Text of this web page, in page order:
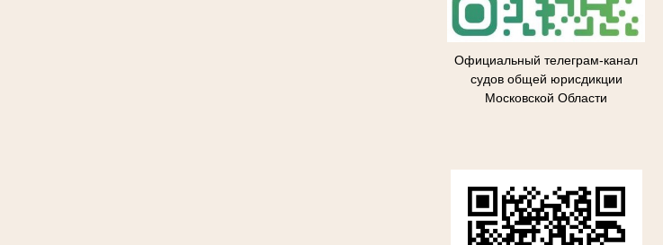
Официальный телеграм-канал
судов общей юрисдикции
Московской Области